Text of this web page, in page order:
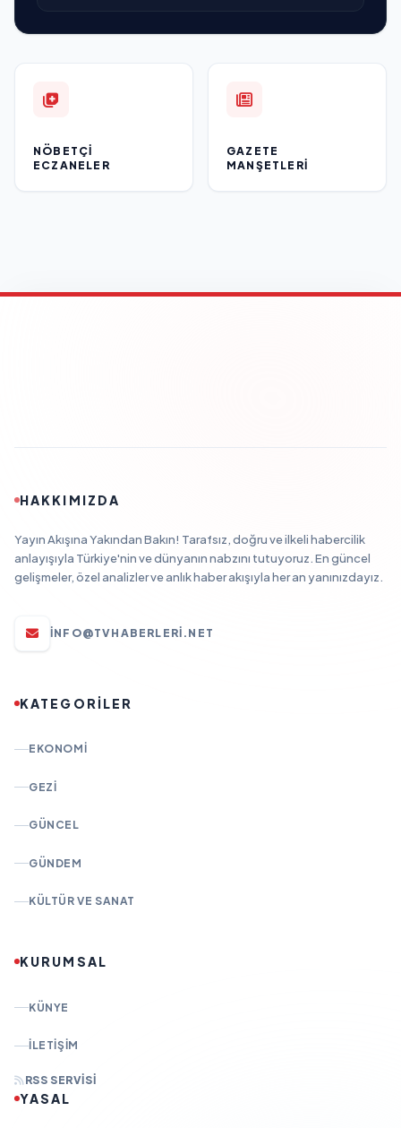
NÖBETÇI
ECZANELER
GAZETE
MANŞETLERI
HAKKIMIZDA
Yayın Akışına Yakından Bakın! Tarafsız, doğru ve ilkeli habercilik
anlayışıyla Türkiye'nin ve dünyanın nabzını tutuyoruz. En güncel
gelişmeler, özel analizler ve anlık haber akışıyla her an yanınızdayız.
INFO@TVHABERLERI.NET
KATEGORİLER
EKONOMI
GEZI
GÜNCEL
GÜNDEM
KÜLTÜR VE SANAT
KURUMSAL
KÜNYE
İLETIŞIM
RSS SERVISI
YASAL